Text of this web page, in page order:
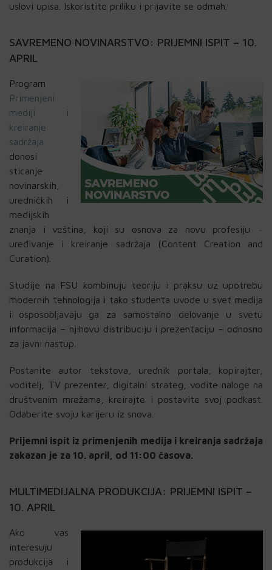
uslovi upisa. Iskoristite priliku i prijavite se odmah.
SAVREMENO NOVINARSTVO: PRIJEMNI ISPIT – 10.
APRIL
Program
Primenjeni
mediji i
kreiranje
sadržaja
donosi
sticanje
novinarskih,
uredničkih i
medijskih
znanja i veština, koji su osnova za novu profesiju –
uređivanje i kreiranje sadržaja (Content Creation and
Curation).
Studije na FSU kombinuju teoriju i praksu uz upotrebu
modernih tehnologija i tako studenta uvode u svet medija
i osposobljavaju ga za samostalno delovanje u svetu
informacija – njihovu distribuciju i prezentaciju – odnosno
za javni nastup.
Postanite autor tekstova, urednik portala, kopirajter,
voditelj, TV prezenter, digitalni strateg, vodite naloge na
društvenim mrežama, kreirajte i postavite svoj podkast.
Odaberite svoju karijeru iz snova.
Prijemni ispit iz primenjenih medija i kreiranja sadržaja
zakazan je za 10. april, od 11:00 časova.
MULTIMEDIJALNA PRODUKCIJA: PRIJEMNI ISPIT –
10. APRIL
Ako vas
interesuju
produkcija i